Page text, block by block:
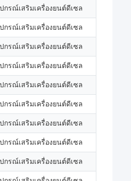
กรณ์เสริมเครื่องยนต์ดีเซล
กรณ์เสริมเครื่องยนต์ดีเซล
กรณ์เสริมเครื่องยนต์ดีเซล
กรณ์เสริมเครื่องยนต์ดีเซล
กรณ์เสริมเครื่องยนต์ดีเซล
กรณ์เสริมเครื่องยนต์ดีเซล
กรณ์เสริมเครื่องยนต์ดีเซล
กรณ์เสริมเครื่องยนต์ดีเซล
กรณ์เสริมเครื่องยนต์ดีเซล